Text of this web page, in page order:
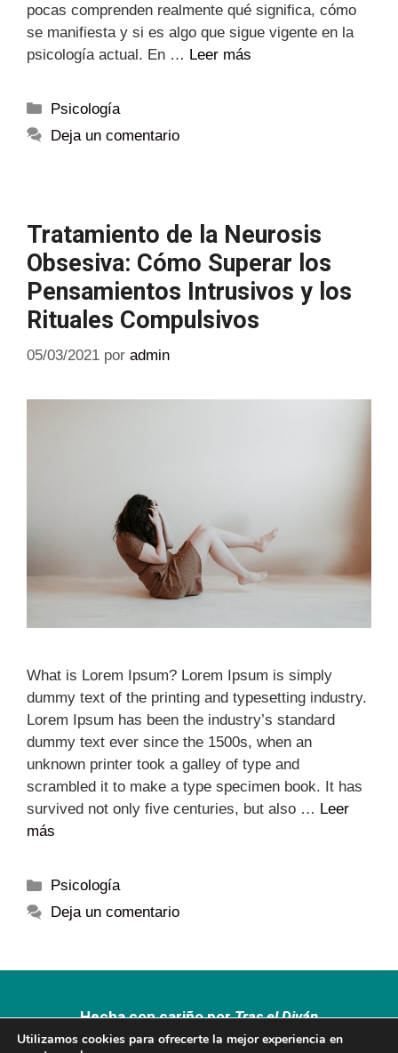
pocas comprenden realmente qué significa, cómo
se manifiesta y si es algo que sigue vigente en la
psicología actual. En … Leer más
Psicología
Deja un comentario
Tratamiento de la Neurosis
Obsesiva: Cómo Superar los
Pensamientos Intrusivos y los
Rituales Compulsivos
05/03/2021 por admin
What is Lorem Ipsum? Lorem Ipsum is simply
dummy text of the printing and typesetting industry.
Lorem Ipsum has been the industry’s standard
dummy text ever since the 1500s, when an
unknown printer took a galley of type and
scrambled it to make a type specimen book. It has
survived not only five centuries, but also … Leer
más
Psicología
Deja un comentario
Hecha con cariño porTras el Diván
Utilizamos cookies para ofrecerte la mejor experiencia en